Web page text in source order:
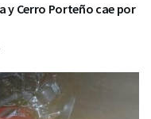
y Cerro Porteño cae por